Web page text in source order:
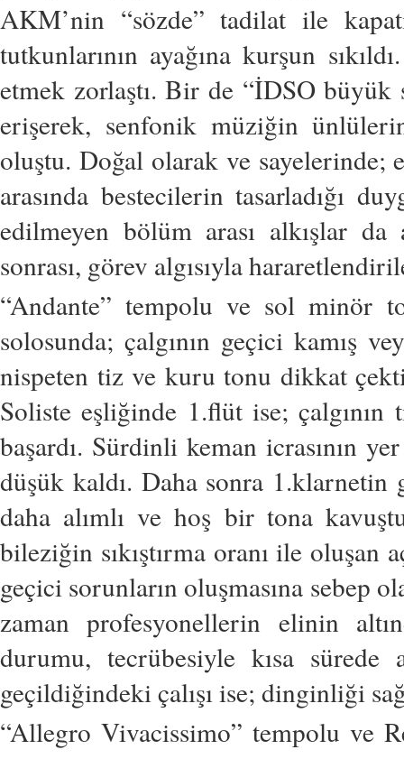
AKM’nin “sözde” tadilat ile
tutkunlarının ayağına kurşun
etmek zorlaştı. Bir de “İDSO büyük
erişerek, senfonik müziğin
oluştu. Doğal olarak ve sayelerinde;
arasında bestecilerin tasarladığı
edilmeyen bölüm arası alkışlar
sonrası, görev algısıyla
“Andante” tempolu ve sol minör
solosunda; çalgının geçici kamış
nispeten tiz ve kuru tonu dikkat
Soliste eşliğinde 1.flüt ise; çalgının
başardı. Sürdinli keman icrasının
düşük kaldı. Daha sonra 1.klarnetin
daha alımlı ve hoş bir tona
bileziğin sıkıştırma oranı ile oluşan
geçici sorunların oluşmasına
zaman profesyonellerin elinin
durumu, tecrübesiyle kısa sürede
geçildiğindeki çalışı ise; dinginliği
“Allegro Vivacissimo” tempolu ve